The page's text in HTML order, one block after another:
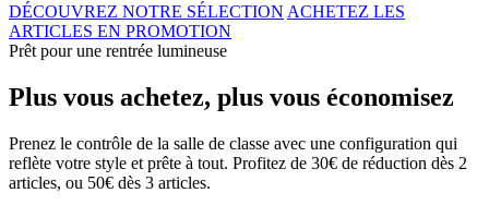
DÉCOUVREZ NOTRE SÉLECTION ACHETEZ LES
ARTICLES EN PROMOTION
Prêt pour une rentrée lumineuse
Plus vous achetez, plus vous économisez
Prenez le contrôle de la salle de classe avec une configuration qui
reflète votre style et prête à tout. Profitez de 30€ de réduction dès 2
articles, ou 50€ dès 3 articles.